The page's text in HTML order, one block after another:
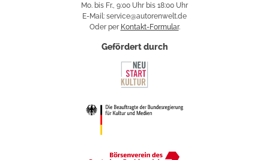
Mo. bis Fr., 9:00 Uhr bis 18:00 Uhr
E-Mail: service@autorenwelt.de
Oder per Kontakt-Formular.
Gefördert durch